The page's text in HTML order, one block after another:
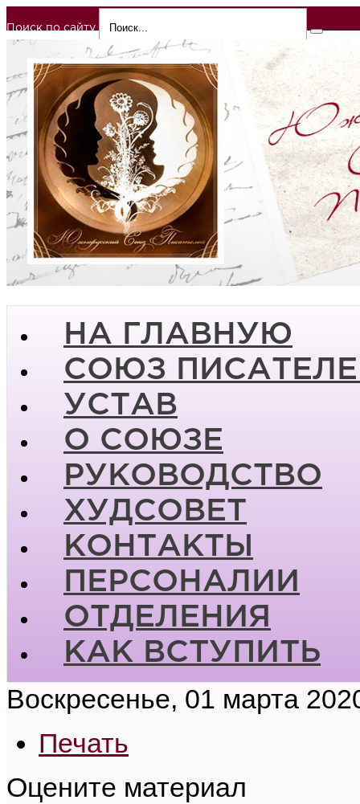
Поиск по сайту
НА ГЛАВНУЮ
СОЮЗ
УСТАВ
О СОЮЗЕ
РУКОВОДСТВО
ХУДСОВЕТ
КОНТАКТЫ
ПЕРСОНАЛИИ
ОТДЕЛЕНИЯ
КАК ВСТУПИТЬ
Воскресенье, 01 марта
Печать
Оцените материал